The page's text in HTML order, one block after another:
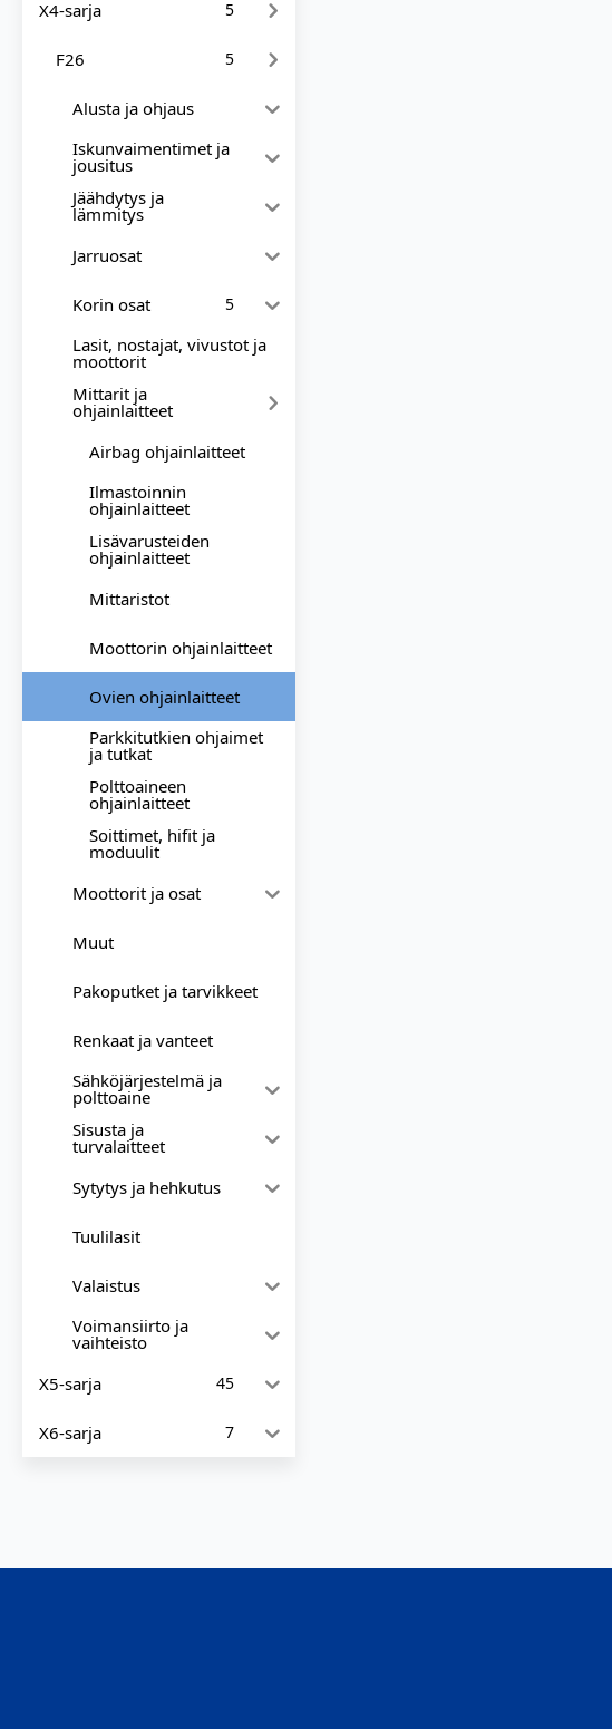
X4-sarja 5
F26 5
Alusta ja ohjaus
Iskunvaimentimet ja
jousitus
Jäähdytys ja
lämmitys
Jarruosat
Korin osat 5
Lasit, nostajat, vivustot ja
moottorit
Mittarit ja
ohjainlaitteet
Airbag ohjainlaitteet
Ilmastoinnin
ohjainlaitteet
Lisävarusteiden
ohjainlaitteet
Mittaristot
Moottorin ohjainlaitteet
Ovien ohjainlaitteet
Parkkitutkien ohjaimet
ja tutkat
Polttoaineen
ohjainlaitteet
Soittimet, hifit ja
moduulit
Moottorit ja osat
Muut
Pakoputket ja tarvikkeet
Renkaat ja vanteet
Sähköjärjestelmä ja
polttoaine
Sisusta ja
turvalaitteet
Sytytys ja hehkutus
Tuulilasit
Valaistus
Voimansiirto ja
vaihteisto
X5-sarja
45
X6-sarja 7